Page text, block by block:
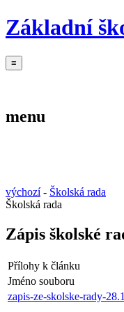
Základní
≡
menu
výchozí- Školská rada
Školská rada
Zápis školské
Přílohy k článku
Jméno souboru
zapis-ze-skolske-rady-